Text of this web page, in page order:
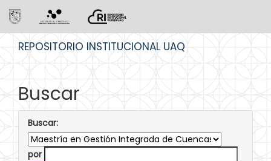
REPOSITORIO INSTITUCIONAL UAQ
Buscar
Buscar:
por